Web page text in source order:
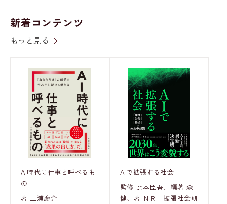
新着コンテンツ
もっと見る
AI時代に仕事と呼べるも
の
著 三浦慶介
AIで拡張する社会
監修 此本臣吾、編著 森
健、著 ＮＲＩ拡張社会研